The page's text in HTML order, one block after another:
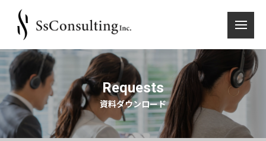
Requests
資料ダウンロード